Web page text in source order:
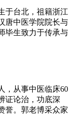
于台北，祖籍浙江
唐中医学院院长与
毕生致力于传承与
，从事中医临床60
证论治，功底深
誉。郭老博采众家